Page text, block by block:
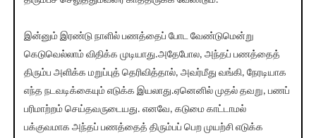
இன்னும் இரண்டு நாளில் பணத்தைப் போட வேண்டுமென்று
கெடுவெல்லாம் விதிக்க முடியாது.அதேபோல, அந்தப் பணத்தைத்
திரும்ப அளிக்க மறுப்புத் தெரிவித்தால், அவர்மீது வங்கி, நேரடியாக
எந்த நடவடிக்கையும் எடுக்க இயலாது.ஏனெனில் முதல் தவறு, பணப்
பரிமாற்றம் செய்தவருடையது. எனவே, கடுமை காட்டாமல்
பக்குவமாக அந்தப் பணத்தைத் திரும்பப் பெற முயற்சி எடுக்க